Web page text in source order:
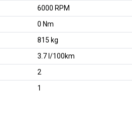
6000 RPM
0 Nm
815 kg
3.7 l/100km
2
1